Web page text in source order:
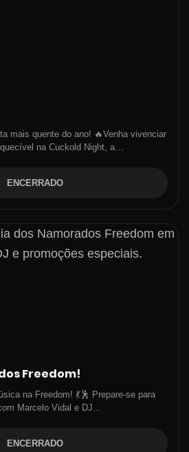
mais quente do ano! 🔥Venha vivenciar
na Cuckold Night, a…
ENCERRADO
Freedom!
na Freedom! 💃🕺 Prepare-se para
Marcelo Vidal e DJ…
ENCERRADO